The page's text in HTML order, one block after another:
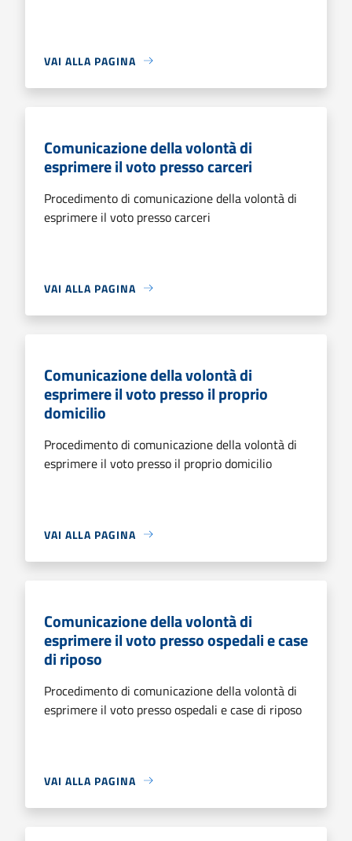
VAI ALLA PAGINA
Comunicazione della volontà di
esprimere il voto presso carceri
Procedimento di comunicazione della volontà di
esprimere il voto presso carceri
VAI ALLA PAGINA
Comunicazione della volontà di
esprimere il voto presso il proprio
domicilio
Procedimento di comunicazione della volontà di
esprimere il voto presso il proprio domicilio
VAI ALLA PAGINA
Comunicazione della volontà di
esprimere il voto presso ospedali e case
di riposo
Procedimento di comunicazione della volontà di
esprimere il voto presso ospedali e case di riposo
VAI ALLA PAGINA